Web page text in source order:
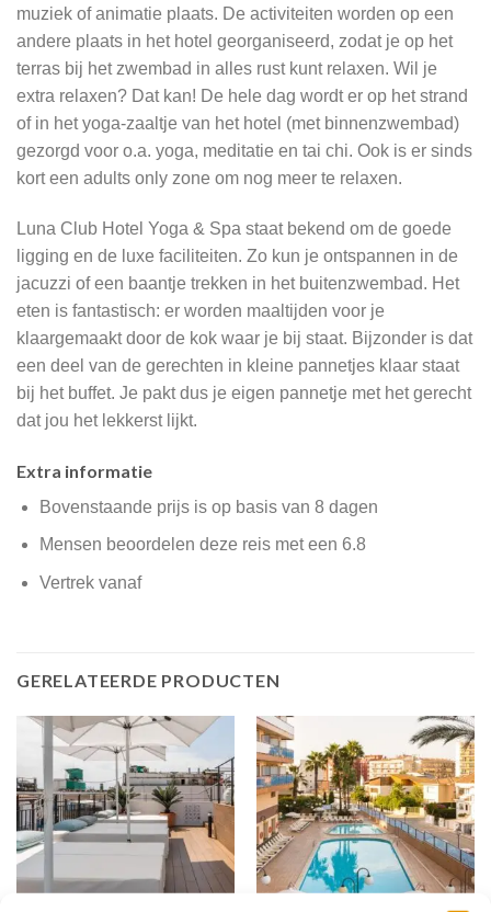
muziek of animatie plaats. De activiteiten worden op een
andere plaats in het hotel georganiseerd, zodat je op het
terras bij het zwembad in alles rust kunt relaxen. Wil je
extra relaxen? Dat kan! De hele dag wordt er op het strand
of in het yoga-zaaltje van het hotel (met binnenzwembad)
gezorgd voor o.a. yoga, meditatie en tai chi. Ook is er sinds
kort een adults only zone om nog meer te relaxen.
Luna Club Hotel Yoga & Spa staat bekend om de goede
ligging en de luxe faciliteiten. Zo kun je ontspannen in de
jacuzzi of een baantje trekken in het buitenzwembad. Het
eten is fantastisch: er worden maaltijden voor je
klaargemaakt door de kok waar je bij staat. Bijzonder is dat
een deel van de gerechten in kleine pannetjes klaar staat
bij het buffet. Je pakt dus je eigen pannetje met het gerecht
dat jou het lekkerst lijkt.
Extra informatie
Bovenstaande prijs is op basis van 8 dagen
Mensen beoordelen deze reis met een 6.8
Vertrek vanaf
GERELATEERDE PRODUCTEN